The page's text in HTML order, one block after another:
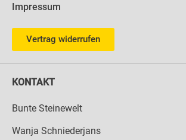
Impressum
Vertrag widerrufen
KONTAKT
Bunte Steinewelt
Wanja Schniederjans